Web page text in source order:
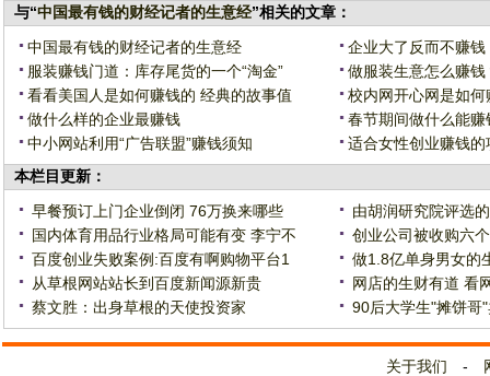
与“中国最有钱的财经记者的生意经”相关的文章：
中国最有钱的财经记者的生意经
企业大了反而不赚
服装赚钱门道：库存尾货的一个“淘金”
做服装生意怎么赚钱
看看美国人是如何赚钱的 经典的故事值
校内网开心网是如何
做什么样的企业最赚钱
春节期间做什么能赚
中小网站利用“广告联盟”赚钱须知
适合女性创业赚钱的
本栏目更新：
早餐预订上门企业倒闭 76万换来哪些
由胡润研究院评选
国内体育用品行业格局可能有变 李宁不
创业公司被收购六
百度创业失败案例:百度有啊购物平台1
做1.8亿单身男女的
从草根网站站长到百度新闻源新贵
网店的生财有道 看
蔡文胜：出身草根的天使投资家
90后大学生"摊饼哥
关于我们 -